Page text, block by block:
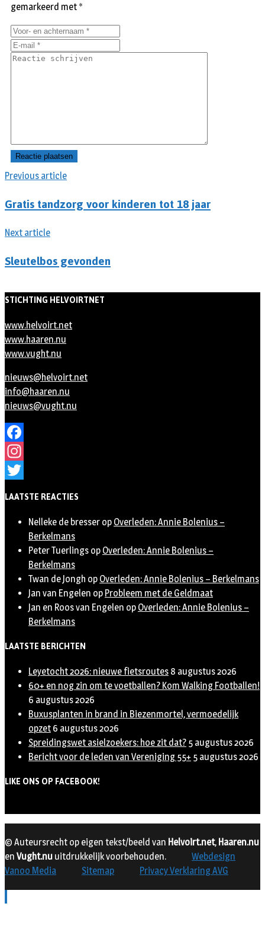
Previous article
Gratis tandzorg voor kinderen tot 18 jaar
Next article
Sleutelbos gevonden
gemarkeerd met *
STICHTING HELVOIRTNET
www.helvoirt.net
www.haaren.nu
www.vught.nu
nieuws@helvoirt.net
info@haaren.nu
nieuws@vught.nu
Facebook
Instagram
LAATSTE REACTIES
Nelleke de bresser op Overleden: Annie Bolenius –
Berkelmans
Peter Tuerlings op Overleden: Annie Bolenius –
Berkelmans
Twan de Jongh op Overleden: Annie Bolenius – Berkelmans
Jan van Engelen op Probleem met de Geldmaat
Jan en Roos van Engelen op Overleden: Annie Bolenius –
Berkelmans
LAATSTE BERICHTEN
Leyetocht 2026: nieuwe fietsroutes 8 augustus 2026
60+ en nog zin om te voetballen? Kom Walking Footballen!
6 augustus 2026
Buxusplanten in brand in Biezenmortel, vermoedelijk
opzet 6 augustus 2026
Spreidingswet asielzoekers: hoe zit dat? 5 augustus 2026
Bericht voor de leden van Vereniging 55+ 5 augustus 2026
LIKE ONS OP FACEBOOK!
© Auteursrecht op eigen tekst/beeld van Helvoirt.net, Haaren.nu
en Vught.nu uitdrukkelijk voorbehouden.
Webdesign
Vanoo Media
Sitemap Privacy Verklaring AVG